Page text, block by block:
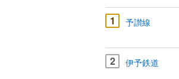
1 予讃線
2 伊予鉄道